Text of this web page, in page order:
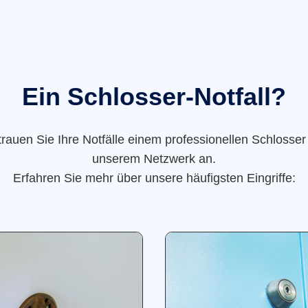
Ein Schlosser-Notfall?
Sie Ihre Notfälle einem professionellen
unserem Netzwerk an.
Erfahren Sie mehr über unsere häufigsten Eingriffe: